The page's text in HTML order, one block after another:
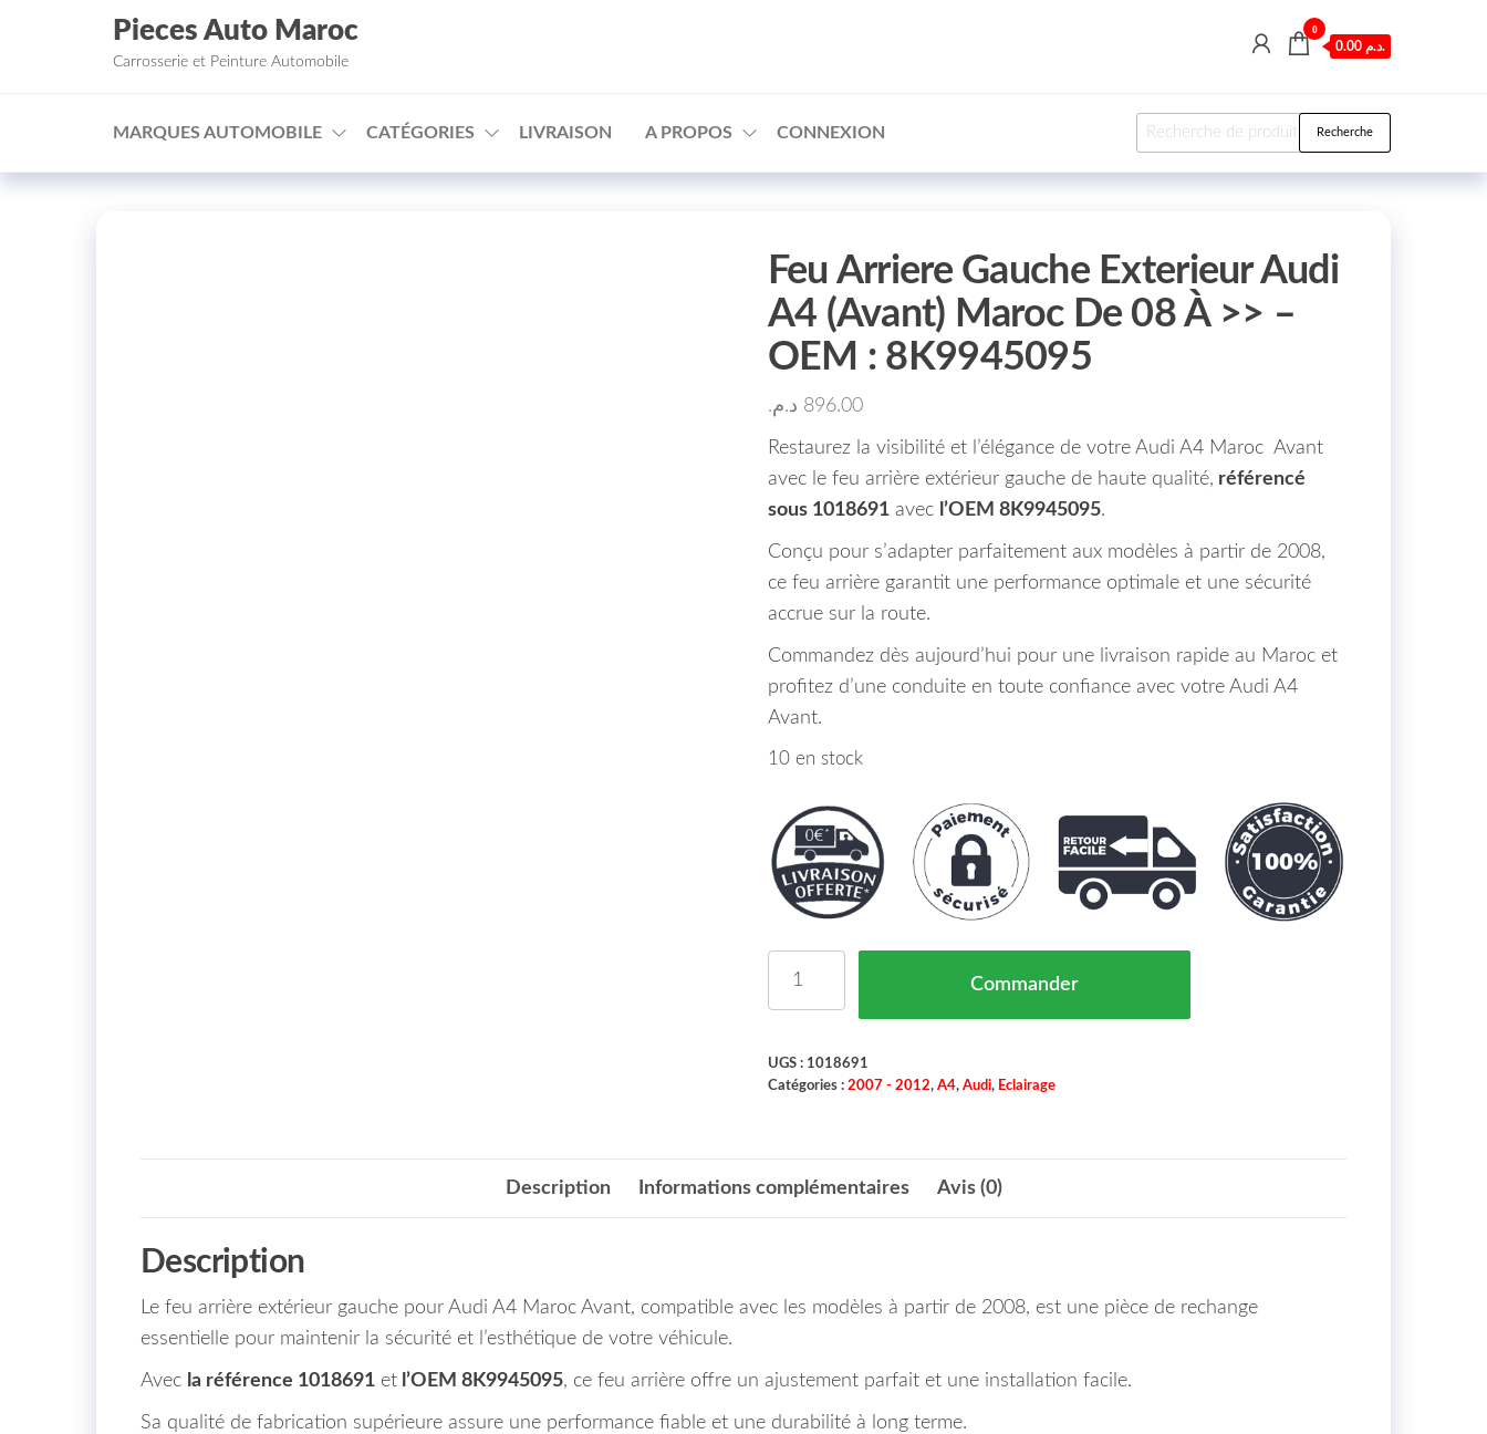
□
Aller au contenu
Pieces Auto Maroc
Carrosserie et Peinture Automobile
0
0.00 د.م.
MARQUES AUTOMOBILE CATÉGORIES LIVRAISON A PROPOS CONNEXION Recherche pour : Recherche
Feu Arriere Gauche Exterieur Audi
A4 (Avant) Maroc De 08 À >> –
OEM : 8K9945095
896.00 د.م.
Restaurez la visibilité et l’élégance de votre Audi A4 Maroc Avant
avec le feu arrière extérieur gauche de haute qualité, référencé
sous 1018691avec l’OEM 8K9945095.
Conçu pour s’adapter parfaitement aux modèles à partir de 2008,
ce feu arrière garantit une performance optimale et une sécurité
accrue sur la route.
Commandez dès aujourd’hui pour une livraison rapide au Maroc et
profitez d’une conduite en toute confiance avec votre Audi A4
Avant.
10 en stock
Commander
UGS : 1018691
Catégories : 2007 - 2012, A4, Audi, Eclairage
Description Informations complémentaires Avis (0)
Description
Le feu arrière extérieur gauche pour Audi A4 Maroc Avant, compatible avec les modèles à partir de 2008, est une pièce de rechange
essentielle pour maintenir la sécurité et l’esthétique de votre véhicule.
Avec la référence 1018691 et l’OEM 8K9945095, ce feu arrière offre un ajustement parfait et une installation facile.
Sa qualité de fabrication supérieure assure une performance fiable et une durabilité à long terme.